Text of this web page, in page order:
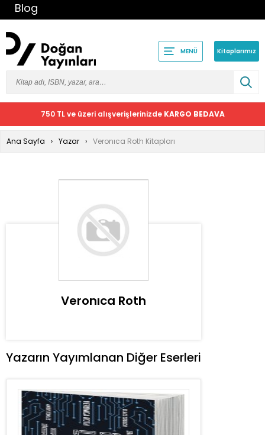
Blog
MENÜ Kitaplarımız
750 TL ve üzeri alışverişlerinizde KARGO BEDAVA
Ana Sayfa Yazar Veronıca Roth Kitapları
Veronıca Roth
Yazarın Yayımlanan Diğer Eserleri